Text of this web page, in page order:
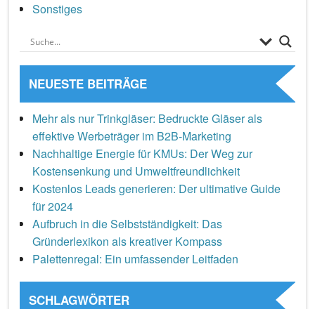
Sonstiges
NEUESTE BEITRÄGE
Mehr als nur Trinkgläser: Bedruckte Gläser als
effektive Werbeträger im B2B-Marketing
Nachhaltige Energie für KMUs: Der Weg zur
Kostensenkung und Umweltfreundlichkeit
Kostenlos Leads generieren: Der ultimative Guide
für 2024
Aufbruch in die Selbstständigkeit: Das
Gründerlexikon als kreativer Kompass
Palettenregal: Ein umfassender Leitfaden
SCHLAGWÖRTER